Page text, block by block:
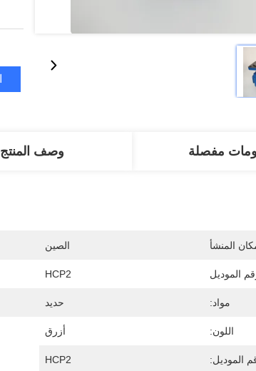
مفصلة وصف المنتج
المنشأ الصين
الموديل HCP2
مواد: حديد
اللون: أزرق
الموديل: HCP2